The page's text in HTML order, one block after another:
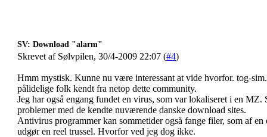
SV: Download "alarm"
Skrevet af Sølvpilen, 30/4-2009 22:07 (#4)
Hmm mystisk. Kunne nu være interessant at vide hvorfor. tog-
pålidelige folk kendt fra netop dette community.
Jeg har også engang fundet en virus, som var lokaliseret i en
problemer med de kendte nuværende danske download sites.
Antivirus programmer kan sommetider også fange filer, som af
udgør en reel trussel. Hvorfor ved jeg dog ikke.